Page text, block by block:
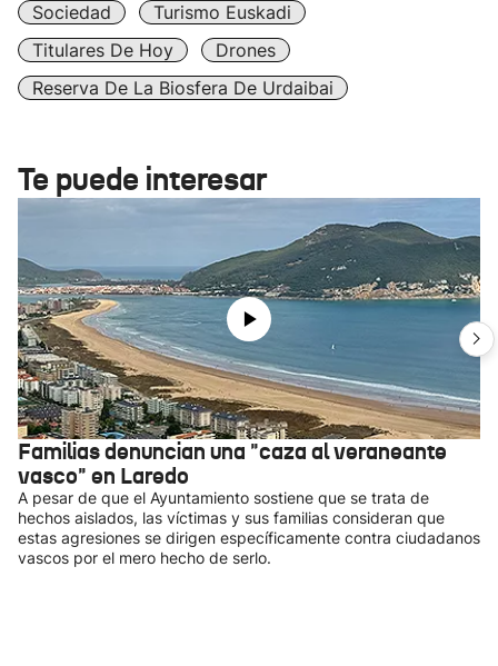
Sociedad
Turismo Euskadi
Titulares De Hoy
Drones
Reserva De La Biosfera De Urdaibai
Te puede interesar
Familias denuncian una "caza al veraneante
vasco" en Laredo
A pesar de que el Ayuntamiento sostiene que se trata de
hechos aislados, las víctimas y sus familias consideran que
estas agresiones se dirigen específicamente contra ciudadanos
vascos por el mero hecho de serlo.